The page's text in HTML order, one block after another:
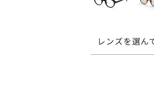
レンズを選ん